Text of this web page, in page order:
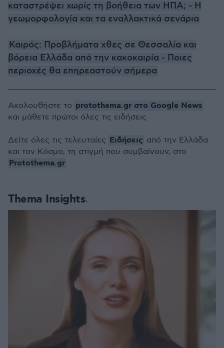
καταστρέψει χωρίς τη βοήθεια των ΗΠΑ; - Η
γεωμορφολογία και τα εναλλακτικά σενάρια
Καιρός: Προβλήματα χθες σε Θεσσαλία και
βόρεια Ελλάδα από την κακοκαιρία - Ποιες
περιοχές θα επηρεαστούν σήμερα
Thema Insights
Ακολουθήστε το protothema.gr στο Google News
και μάθετε πρώτοι όλες τις ειδήσεις
Δείτε όλες τις τελευταίες Ειδήσεις από την Ελλάδα
και τον Κόσμο, τη στιγμή που συμβαίνουν, στο
Protothema.gr